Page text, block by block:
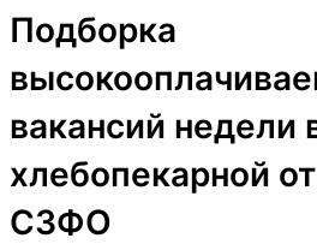
Подборка
вакансий недели
хлебопекарной
СЗФО